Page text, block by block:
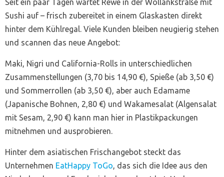
Seit ein paar Tagen wartet Rewe in der Wollankstraße mit
Sushi auf – frisch zubereitet in einem Glaskasten direkt
hinter dem Kühlregal. Viele Kunden bleiben neugierig stehen
und scannen das neue Angebot:
Maki, Nigri und California-Rolls in unterschiedlichen
Zusammenstellungen (3,70 bis 14,90 €), Spieße (ab 3,50 €)
und Sommerrollen (ab 3,50 €), aber auch Edamame
(Japanische Bohnen, 2,80 €) und Wakamesalat (Algensalat
mit Sesam, 2,90 €) kann man hier in Plastikpackungen
mitnehmen und ausprobieren.
Hinter dem asiatischen Frischangebot steckt das
Unternehmen EatHappy ToGo, das sich die Idee aus den